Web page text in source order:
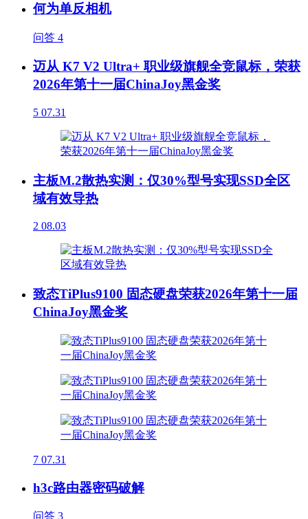
何为单反相机
问答 4
迈从 K7 V2 Ultra+ 职业级旗舰全竞鼠标，荣获
2026年第十一届ChinaJoy黑金奖
5 07.31
主板M.2散热实测：仅30%型号实现SSD全区
域有效导热
2 08.03
致态TiPlus9100 固态硬盘荣获2026年第十一届
ChinaJoy黑金奖
7 07.31
h3c路由器密码破解
问答 3